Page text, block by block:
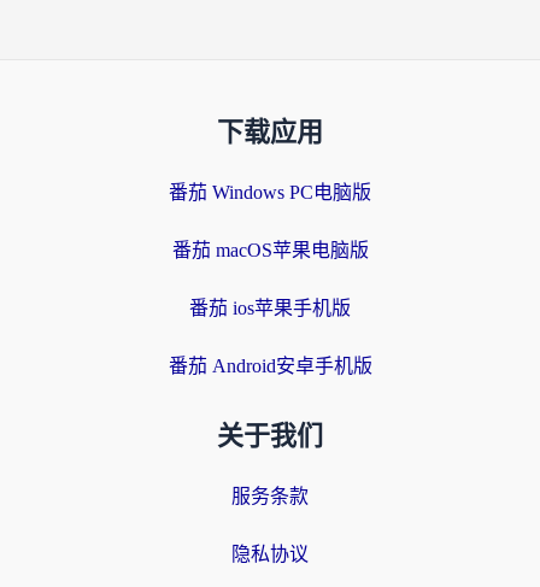
下载应用
番茄 Windows PC电脑版
番茄 macOS苹果电脑版
番茄 ios苹果手机版
番茄 Android安卓手机版
关于我们
服务条款
隐私协议